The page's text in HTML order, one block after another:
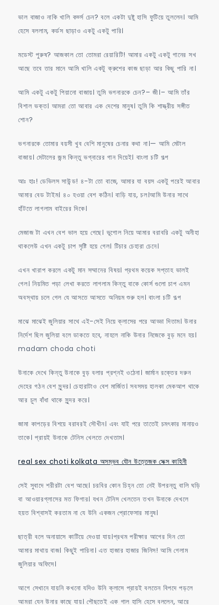
ভাল বাজাও নাকি খালি কর্ড্স চেন? বলে একটা দুষ্টু হাসি ফুটিয়ে তুললেন। আমি
হেসে বললাম, কর্ডস ছাড়াও একটু একটু পারি।
মডেস্ট পুরুষ? আজকাল তো তোমরা রেয়ারিটি! আমার একটু একটু গানের সখ
আছে তবে তার মানে আমি খালি একটু ক্রুশের কাজ ছাড়া আর কিছু পারি না।
আমি একটু একটু পিয়ানো বাজায়। তুমি ভগনারকে চেন?– জী।– আমি তাঁর
বিশাল ভক্ত। আমরা তো আবার এক দেশের মানুষ। তুমি কি শাস্ত্রীয় সঙ্গীত
শোন?
ভগনারকে তোমার বয়সী খুব বেশি মানুষের চেনার কথা না।— আমি মেটাল
বাজায়। মেটালের জন্ম কিন্তু ভগ্নারের গান দিয়েই। বাংলা চটি গল্প
আঃ হাঃ! ডেভিলস সাউন্ড! ৪-টা তো বাজে, আমার যা বয়স একটু পরেই আবার
আমার বেড টাইম। ৪০ হওয়া বেশ কঠিন। বাড়ি যায়, চল।আমি উনার সাথে
হাঁটতে লাগলাম বাইরের দিকে।
মেজাজ টা এখন বেশ ভাল হয়ে গেছে। ভূগোল নিয়ে আমার বরাবরি একটু অনীহা
থাকলেউ এখন একটু চাপ সৃষ্টি হয়ে গেল। টিচার চেহারা চেনে।
এখন খারাপ করলে একটু মান সম্মানের বিষয়। প্রথম কয়েক সপ্তাহ ভালই
গেল। নিয়মিত পড়া লেখা করতে লাগলাম কিন্তু বাকে কোর্স গুলো চাপ এমন
অবস্থায় চলে গেল যে আসতে আসতে অনিয়ম শুরু হল। বাংলা চটি গল্প
মাঝে মাঝেই জুলিয়ার সাথে এই-সেই নিয়ে ক্লাসের পরে আড্ডা দিতাম। উনার
নির্দেশ ছিল জুলিয়া বলে ডাকতে হবে, নাহলে নাকি উনার নিজেকে বুড় মনে হয়।
madam choda choti
উনাকে দেখে কিন্তু উনাকে বুড় বলার প্রশ্নই ওঠেনা। জার্মান রক্তের দরুন
দেহের গঠন বেশ সুন্দর। চেহারাটাও বেশ মার্জিত। সবসময় হালকা মেকআপ থাকে
আর চুল বাঁধা থাকে সুন্দর করে।
জামা কাপড়ের বিশয়ে বরাবরই সৌখীন। এবং যাই পরে তাতেই চমৎকার মানায়ও
তাকে। প্রায়ই উনাকে টেনিস খেলতে দেখতাম।
real sex choti kolkata অসম্ভব যৌন উত্তেজক সেক্স কাহিনী
সেই সুবাদে শরীরটা বেশ আছে। চরবির কোন চিহ্ন তো নেই উপরন্তু বালি ঘড়ি
বা আওয়ারগ্লাসের মত ফিগার। যখন টেনিস খেলতেন তখন উনাকে দেখলে
হয়ত বিশ্বাসই করতাম না যে উনি একজন প্রোফেসার মানুষ।
ছাত্রী বলে অনায়াসে কাটিয়ে দেওয়া যায়।প্রথম পরীক্ষার আগের দিন তো
আমার মাথায় বাজ। কিছুই পারিনা। এত হাজার হাজার জিনিস! আমি গেলাম
জুলিয়ার অফিসে।
আগে সেখানে যায়নি কখনো যদিও উনি ক্লাসে প্রায়ই বলতেন বিপদে পড়লে
আমরা যেন উনার কাছে যায়। পৌছতেই এক গাল হাসি হেসে বললেন, আরে